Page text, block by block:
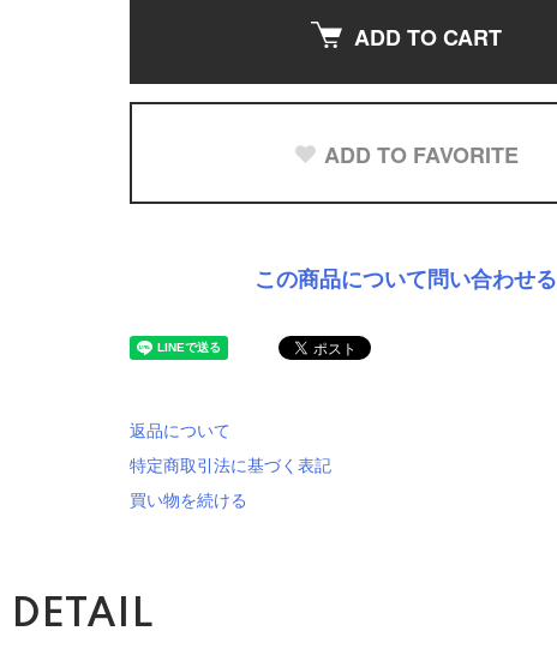
ADD TO CART
ADD TO FAVORITE
この商品について問い合わせる
返品について
特定商取引法に基づく表記
買い物を続ける
DETAIL